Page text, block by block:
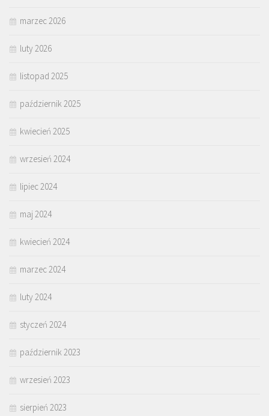
marzec 2026
luty 2026
listopad 2025
październik 2025
kwiecień 2025
wrzesień 2024
lipiec 2024
maj 2024
kwiecień 2024
marzec 2024
luty 2024
styczeń 2024
październik 2023
wrzesień 2023
sierpień 2023